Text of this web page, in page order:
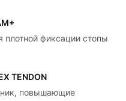
фиксации стопы
TENDON
повышающие